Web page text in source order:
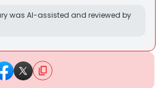
was AI-assisted and reviewed by